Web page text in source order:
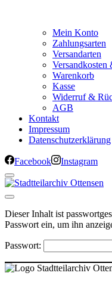
Mein Konto
Zahlungsarten
Versandarten
Warenkorb
Kasse
Widerruf &
AGB
Kontakt
Impressum
Datenschutzerklärung
Facebook Instagram
Dieser Inhalt ist
Passwort ein, um ihn
Passwort: